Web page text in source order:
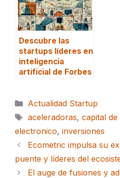
Descubre las
startups líderes en
inteligencia
artificial de Forbes
Categorías
Actualidad Startup
Etiquetas
aceleradoras, capital de
electronico, inversiones
Ecometric impulsa su
puente y líderes del
El auge de fusiones y